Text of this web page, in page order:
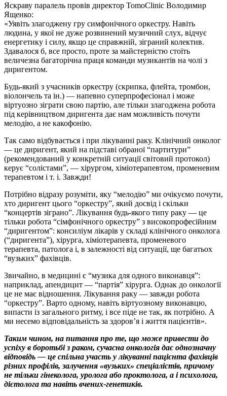
Яскраву паралель провів директор TomoClinic Володимир
Ященко:
«Уявіть злагоджену гру симфонічного оркестру. Навіть
людина, у якої не дуже розвинений музичний слух, відчує
енергетику і силу, якщо це справжній, зіграний колектив.
Здавалося б, все просто, проте за майстерністю стоїть
величезна багаторічна праця команди музикантів на чолі з
диригентом.
Будь-який з учасників оркестру (скрипка, флейта, тромбон,
віолончель та ін.) — напевно суперпрофесіонал і може
віртуозно зіграти свою партію, але тільки злагоджена робота
під керівництвом диригента дає нам можливість почути
мелодію, а не какофонію.
Так само відбувається і при лікуванні раку. Клінічний онколог
— це диригент, який на підставі обраної “партитури”
(рекомендований у конкретній ситуації світовий протокол)
керує “солістами”, — хірургом, хіміотерапевтом, променевим
терапевтом і т. і. Завжди!
Потрібно відразу розуміти, яку “мелодію” ми очікуємо почути,
хто диригент цього “оркестру”, який досвід і скільки
“концертів зіграно”. Лікування будь-якого типу раку — це
тільки робота “сімфонічного оркестру” з високопрофесійним
“диригентом”: консиліум лікарів у складі клінічного онколога
(“диригента”), хірурга, хіміотерапевта, променевого
терапевта, патолога і, в залежності від ситуації, ще багатьох
“вузьких” фахівців.
Звичайно, в медицині є “музика для одного виконавця”:
наприклад, апендицит — “партія” хірурга. Однак до онкології
це не має відношення. Лікування раку — завжди робота
“оркестру”. Варто одному, навіть віртуозному виконавцю,
випасти із загального ритму, і все піде не так, як потрібно. А
ми несемо відповідальність за здоров’я і життя пацієнтів».
Таким чином, на питання про те, що може привести до
успіху в боротьбі з раком, сучасна онкологія дає однозначну
відповідь — це спільна участь у лікуванні пацієнта фахівців
різних профілів, залучення «вузьких» спеціалістів, причому
не тільки гінеколога, уролога або проктолога, а і психолога,
дієтолога та навіть вчених-генетиків.